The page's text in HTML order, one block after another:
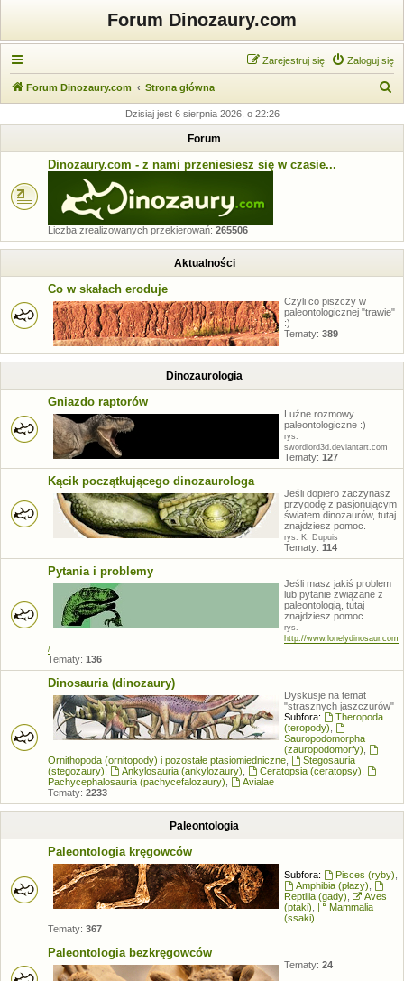
Forum Dinozaury.com
Zaloguj się
Zarejestruj się
Forum Dinozaury.com Strona główna
k
Dzisiaj jest 6 sierpnia 2026, o 22:26
Forum
Dinozaury.com - z nami przeniesiesz się w czasie...
Liczba zrealizowanych przekierowań: 265506
Aktualności
Co w skałach eroduje
Czyli co piszczy w
paleontologicznej "trawie"
:)
Tematy: 389
Dinozaurologia
Gniazdo raptorów
Luźne rozmowy
paleontologiczne :)
rys.
swordlord3d.deviantart.com
Tematy: 127
Kącik początkującego dinozaurologa
Jeśli dopiero zaczynasz
przygodę z pasjonującym
światem dinozaurów, tutaj
znajdziesz pomoc.
rys. K. Dupuis
Tematy: 114
Pytania i problemy
Jeśli masz jakiś problem
lub pytanie związane z
paleontologią, tutaj
znajdziesz pomoc.
rys.
http://www.lonelydinosaur.com
/
Tematy: 136
Dinosauria (dinozaury)
Dyskusje na temat
"strasznych jaszczurów"
Subfora:
Theropoda
(teropody)
Sauropodomorpha
(zauropodomorfy)
Ornithopoda (ornitopody) i pozostałe ptasiomiedniczne
Stegosauria
(stegozaury)
Ankylosauria (ankylozaury) Ceratopsia (ceratopsy)
Pachycephalosauria (pachycefalozaury)
Avialae
Tematy: 2233
Paleontologia
Paleontologia kręgowców
Subfora: Pisces (ryby)
Amphibia (płazy)
Reptilia (gady)
Aves
(ptaki)
Mammalia
(ssaki)
Tematy: 367
Paleontologia bezkręgowców
Tematy: 24